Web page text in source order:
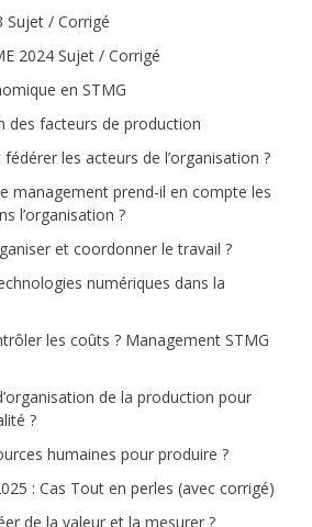
Sujet / Corrigé
2024 Sujet / Corrigé
en STMG
des facteurs de production
les acteurs de l’organisation ?
management prend-il en compte les
l’organisation ?
et coordonner le travail ?
numériques dans la
les coûts ? Management STMG
de la production pour
?
humaines pour produire ?
: Cas Tout en perles (avec corrigé)
de la valeur et la mesurer ?